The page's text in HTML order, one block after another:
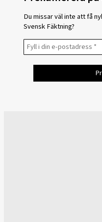
Du missar väl inte att få
Svensk Fäktning?